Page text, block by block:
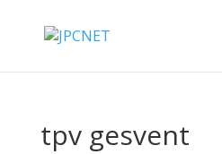
tpv gesvent